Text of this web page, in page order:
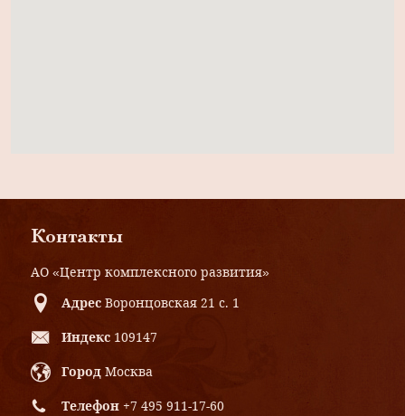
Контакты
АО «Центр комплексного развития»
Адрес Воронцовская 21 с. 1
Индекс 109147
Город Москва
Телефон +7 495 911-17-60